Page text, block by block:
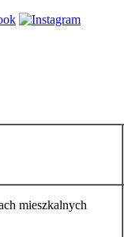
mieszkalnych